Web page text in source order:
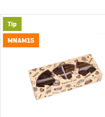
a
z
Nejdražší
Abecedně
V
Tip
MNAM15